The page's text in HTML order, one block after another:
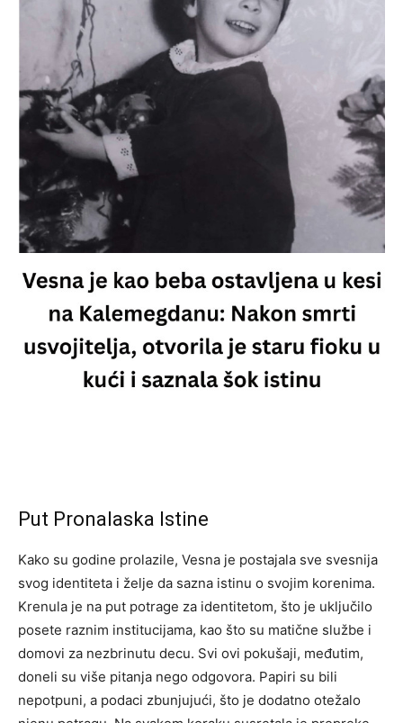
Put Pronalaska Istine
Kako su godine prolazile, Vesna je postajala sve svesnija
svog identiteta i želje da sazna istinu o svojim korenima.
Krenula je na put potrage za identitetom, što je uključilo
posete raznim institucijama, kao što su matične službe i
domovi za nezbrinutu decu. Svi ovi pokušaji, međutim,
doneli su više pitanja nego odgovora. Papiri su bili
nepotpuni, a podaci zbunjujući, što je dodatno otežalo